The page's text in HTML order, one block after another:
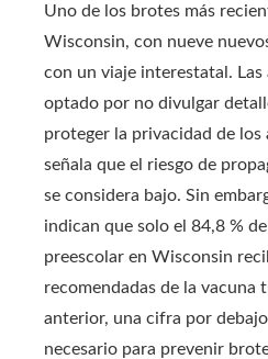
Uno de los brotes más
Wisconsin, con nueve
con un viaje interestatal.
optado por no divulgar
proteger la privacidad de los
señala que el riesgo de
se considera bajo. Sin
indican que solo el 84,8 %
preescolar en Wisconsin
recomendadas de la vacuna
anterior, una cifra por
necesario para prevenir